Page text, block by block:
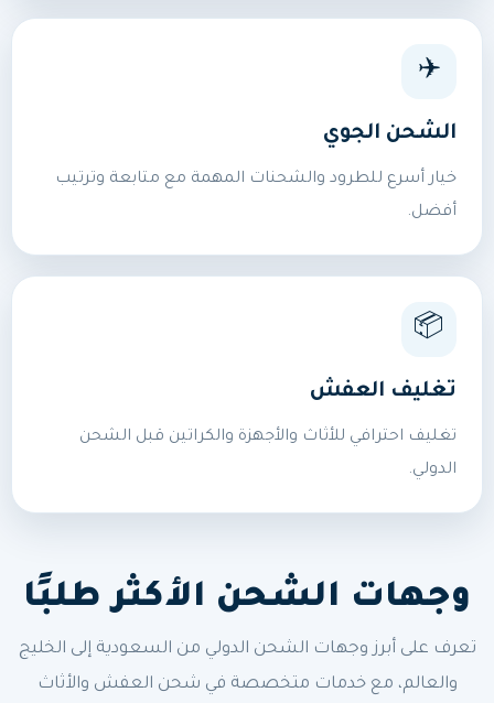
✈️
الشحن الجوي
خيار أسرع للطرود والشحنات المهمة مع متابعة وترتيب
أفضل.
📦
تغليف العفش
تغليف احترافي للأثاث والأجهزة والكراتين قبل الشحن
الدولي.
وجهات الشحن الأكثر طلبًا
تعرف على أبرز وجهات الشحن الدولي من السعودية إلى الخليج
والعالم، مع خدمات متخصصة في شحن العفش والأثاث